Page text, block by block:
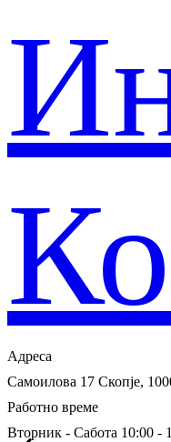
Адреса
Самоилова 17 Скопје,
Работно време
Вторник - Сабота 10:00 -